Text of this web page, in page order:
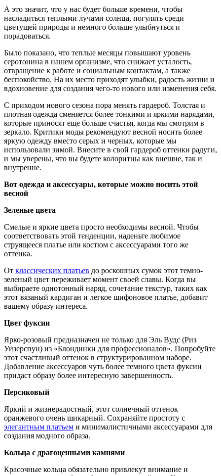
А это значит, что у нас будет больше времени, чтобы
насладиться теплыми лучами солнца, погулять среди
цветущей природы и немного больше улыбнуться и
порадоваться.
Было показано, что теплые месяцы повышают уровень
серотонина в нашем организме, что снижает усталость,
отвращение к работе и социальным контактам, а также
беспокойство. На их место приходят улыбки, радость жизни и
вдохновение для создания чего-то нового или изменения себя.
С приходом нового сезона пора менять гардероб. Толстая и
плотная одежда сменяется более тонкими и яркими нарядами,
которые приносят еще больше счастья, когда мы смотрим в
зеркало. Критики моды рекомендуют весной носить более
яркую одежду вместо серых и черных, которые мы
использовали зимой. Внесите в свой гардероб оттенки радуги,
и мы уверены, что вы будете колоритны как внешне, так и
внутренне.
Вот одежда и аксессуары, которые можно носить этой
весной
Зеленые цвета
Смелые и яркие цвета просто необходимы весной. Чтобы
соответствовать этой тенденции, наденьте любимое
струящееся платье или костюм с аксессуарами того же
оттенка.
От классических платьев до роскошных сумок этот темно-
зеленый цвет переживает момент своей славы. Когда вы
выбираете однотонный наряд, сочетание текстур, таких как
этот вязаный кардиган и легкое шифоновое платье, добавит
вашему образу интереса.
Цвет фуксии
Ярко-розовый предназначен не только для Эль Вудс (Риз
Уизерспун) из «Блондинки для профессионалов». Попробуйте
этот счастливый оттенок в структурированном наборе.
Добавление аксессуаров чуть более темного цвета фуксии
придаст образу более интересную завершенность.
Персиковый
Яркий и жизнерадостный, этот солнечный оттенок
оранжевого очень шикарный. Сохраняйте простоту с
элегантным платьем и минималистичными аксессуарами для
создания модного образа.
Кольца с драгоценными камнями
Красочные кольца обязательно привлекут внимание и